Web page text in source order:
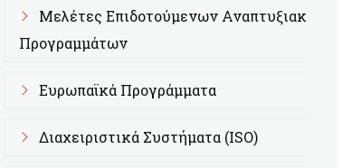
Μελέτες Επιδοτούμενων Αναπτυξιακών
Προγραμμάτων
Ευρωπαϊκά Προγράμματα
Διαχειριστικά Συστήματα (ISO)